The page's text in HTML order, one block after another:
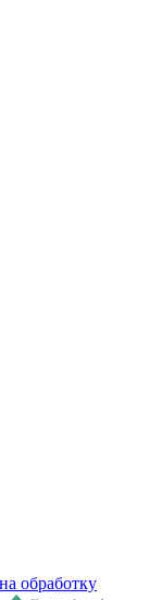
обработку